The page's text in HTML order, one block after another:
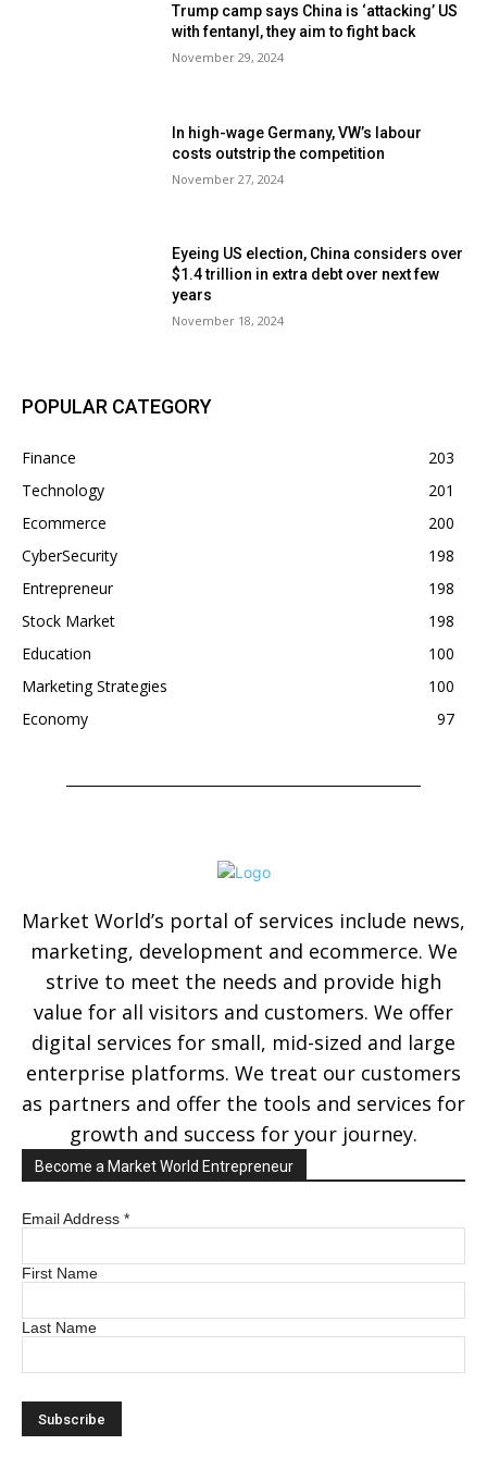
Trump camp says China is ‘attacking’ US
with fentanyl, they aim to fight back
November 29, 2024
In high-wage Germany, VW’s labour
costs outstrip the competition
November 27, 2024
Eyeing US election, China considers over
$1.4 trillion in extra debt over next few
years
November 18, 2024
POPULAR CATEGORY
Finance
203
Technology
201
Ecommerce
200
CyberSecurity
198
Entrepreneur
198
Stock Market
198
Education
100
Marketing Strategies
100
Economy
97
Market World’s portal of services include news,
marketing, development and ecommerce. We
strive to meet the needs and provide high
value for all visitors and customers. We offer
digital services for small, mid-sized and large
enterprise platforms. We treat our customers
as partners and offer the tools and services for
growth and success for your journey.
Become a Market World Entrepreneur
Email Address *
First Name
Last Name